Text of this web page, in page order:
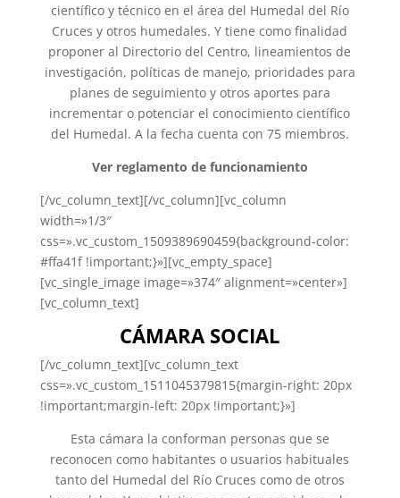
científico y técnico en el área del Humedal del Río
Cruces y otros humedales. Y tiene como finalidad
proponer al Directorio del Centro, lineamientos de
investigación, políticas de manejo, prioridades para
planes de seguimiento y otros aportes para
incrementar o potenciar el conocimiento científico
del Humedal. A la fecha cuenta con 75 miembros.
Ver reglamento de funcionamiento
[/vc_column_text][/vc_column][vc_column
width=»1/3″
css=».vc_custom_1509389690459{background-color:
#ffa41f !important;}»][vc_empty_space]
[vc_single_image image=»374″ alignment=»center»]
[vc_column_text]
CÁMARA SOCIAL
[/vc_column_text][vc_column_text
css=».vc_custom_1511045379815{margin-right: 20px
!important;margin-left: 20px !important;}»]
Esta cámara la conforman personas que se
reconocen como habitantes o usuarios habituales
tanto del Humedal del Río Cruces como de otros